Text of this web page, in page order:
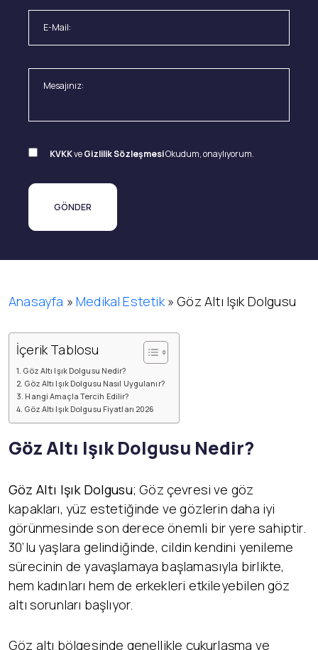
KVKKveGizlilik SözleşmesiOkudum, onaylıyorum.
Anasayfa » Medikal Estetik»Göz Altı Işık Dolgusu
İçerik Tablosu
Göz Altı Işık Dolgusu Nedir?
Göz Altı Işık Dolgusu Nasıl Uygulanır?
Hangi Amaçla Tercih Edilir?
Göz Altı Işık Dolgusu Fiyatları 2026
Göz Altı Işık Dolgusu Nedir?
Göz Altı Işık Dolgusu; Göz çevresi ve göz
kapakları, yüz estetiğinde ve gözlerin daha iyi
görünmesinde son derece önemli bir yere sahiptir.
30’lu yaşlara gelindiğinde, cildin kendini yenileme
sürecinin de yavaşlamaya başlamasıyla birlikte,
hem kadınları hem de erkekleri etkileyebilen göz
altı sorunları başlıyor.
Göz altı bölgesinde genellikle çukurlaşma ve